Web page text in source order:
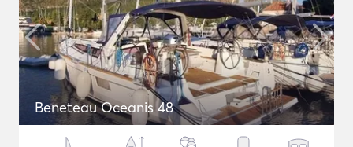
Beneteau Oceanis 48